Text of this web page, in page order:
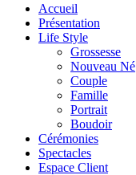
Accueil
Présentation
Life Style
Grossesse
Nouveau Né
Couple
Famille
Portrait
Boudoir
Cérémonies
Spectacles
Espace Client